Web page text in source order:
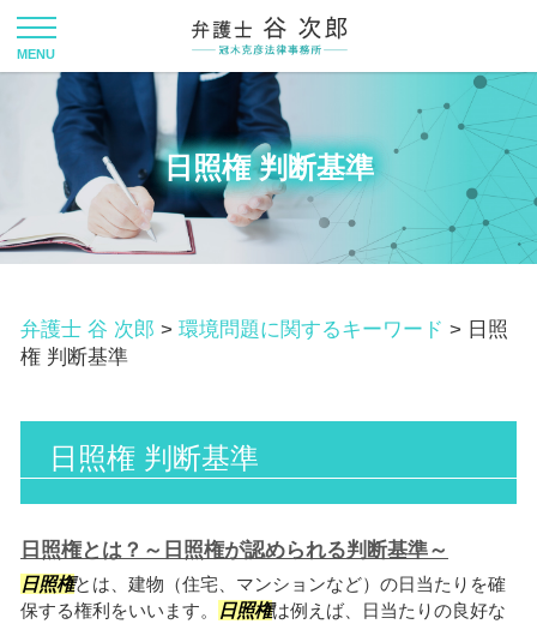
日照権 判断基準
弁護士 谷 次郎 > 環境問題に関するキーワード > 日照
権 判断基準
日照権 判断基準
日照権とは？～日照権が認められる判断基準～
日照権とは、建物（住宅、マンションなど）の日当たりを確
保する権利をいいます。
日照権は例えば、日当たりの良好な